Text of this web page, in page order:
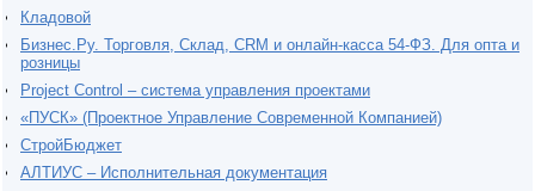
Кладовой
Бизнес.Ру. Торговля, Склад, CRM и онлайн-касса 54-ФЗ. Для опта и
розницы
Project Сontrol – система управления проектами
«ПУСК» (Проектное Управление Современной Компанией)
СтройБюджет
АЛТИУС – Исполнительная документация